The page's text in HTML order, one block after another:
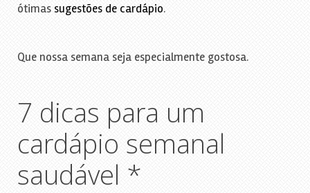
ótimassugestões de cardápio.
Que nossa semana seja especialmente gostosa.
7 dicas para um
cardápio semanal
saudável *